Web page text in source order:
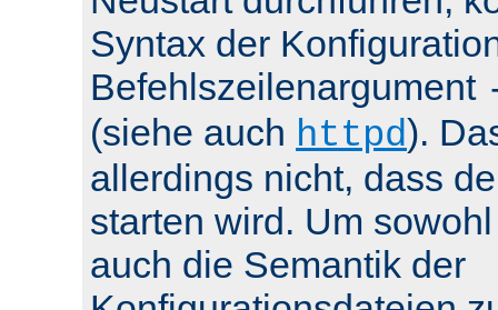
Syntax der
Befehlszeilenargument
(siehe auch httpd).
allerdings nicht, dass
starten wird. Um
auch die Semantik der